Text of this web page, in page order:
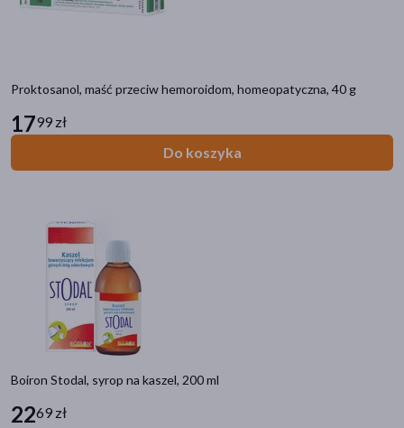
Proktosanol, maść przeciw hemoroidom, homeopatyczna, 40 g
1799 zł
Do koszyka
Boiron Stodal, syrop na kaszel, 200 ml
2269 zł